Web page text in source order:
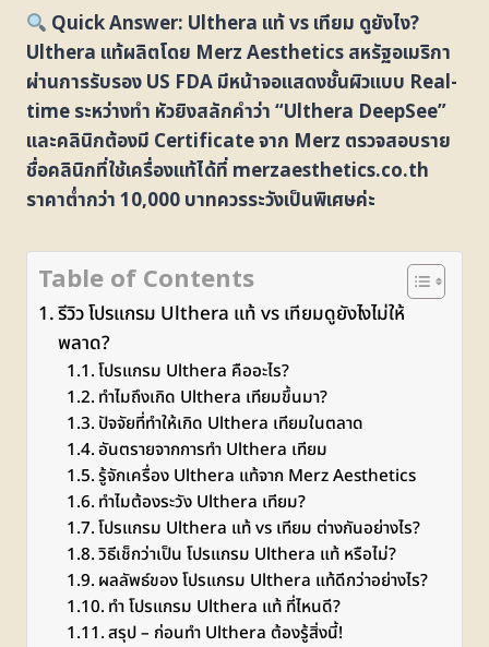
Quick Answer: Ulthera แท้ vs เทียม ดูยังไง?
Ulthera แท้ผลิตโดย Merz Aesthetics สหรัฐอเมริกา
ผ่านการรับรอง US FDA มีหน้าจอแสดงชั้นผิวแบบ Real-
time ระหว่างทำ หัวยิงสลักคำว่า “Ulthera DeepSee”
และคลินิกต้องมี Certificate จาก Merz ตรวจสอบราย
ชื่อคลินิกที่ใช้เครื่องแท้ได้ที่ merzaesthetics.co.th
ราคาต่ำกว่า 10,000 บาทควรระวังเป็นพิเศษค่ะ
Table of Contents
รีวิว โปรแกรม Ulthera แท้ vs เทียมดูยังไงไม่ให้
พลาด?
โปรแกรม Ulthera คืออะไร?
ทำไมถึงเกิด Ulthera เทียมขึ้นมา?
ปัจจัยที่ทำให้เกิด Ulthera เทียมในตลาด
อันตรายจากการทำ Ulthera เทียม
รู้จักเครื่อง Ulthera แท้จาก Merz Aesthetics
ทำไมต้องระวัง Ulthera เทียม?
โปรแกรม Ulthera แท้ vs เทียม ต่างกันอย่างไร?
วิธีเช็กว่าเป็น โปรแกรม Ulthera แท้ หรือไม่?
ผลลัพธ์ของ โปรแกรม Ulthera แท้ดีกว่าอย่างไร?
ทำ โปรแกรม Ulthera แท้ ที่ไหนดี?
สรุป – ก่อนทำ Ulthera ต้องรู้สิ่งนี้!